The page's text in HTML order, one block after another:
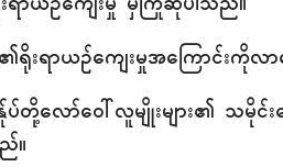
း၏ရိုးရာယဉ်ကျေးမှုအကြောင်
ော်ဝေါ်လူမျိုးများ၏ သမိုင်းကြ
။